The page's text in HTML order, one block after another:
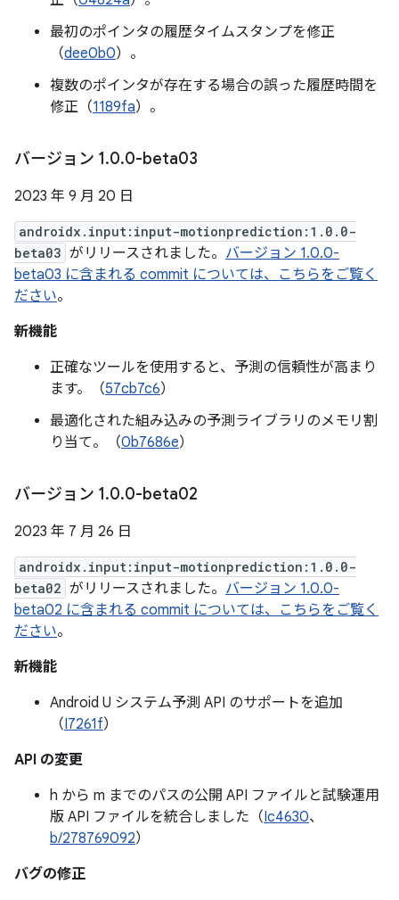
最初のポインタの履歴タイムスタンプを修正
（dee0b0）。
複数のポインタが存在する場合の誤った履歴時間を
修正（1189fa）。
バージョン 1.0.0-beta03
2023 年 9 月 20 日
androidx.input:input-motionprediction:1.0.0-
beta03 がリリースされました。 バージョン 1.0.0-
beta03 に含まれる commit については、こちらをご覧く
ださい。
新機能
正確なツールを使用すると、予測の信頼性が高まり
ます。（57cb7c6）
最適化された組み込みの予測ライブラリのメモリ割
り当て。（0b7686e）
バージョン 1.0.0-beta02
2023 年 7 月 26 日
androidx.input:input-motionprediction:1.0.0-
beta02 がリリースされました。 バージョン 1.0.0-
beta02 に含まれる commit については、こちらをご覧く
ださい。
新機能
Android U システム予測 API のサポートを追加
（I7261f）
API の変更
h から m までのパスの公開 API ファイルと試験運用
版 API ファイルを統合しました（Ic4630、
b/278769092）
バグの修正